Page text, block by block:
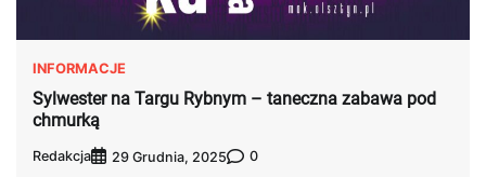
INFORMACJE
Sylwester na Targu Rybnym – taneczna zabawa pod
chmurką
Redakcja 29 Grudnia, 2025 0